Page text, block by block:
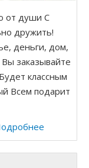
от души С
дружить!
деньги, дом,
заказывайте
классным
Всем подарит